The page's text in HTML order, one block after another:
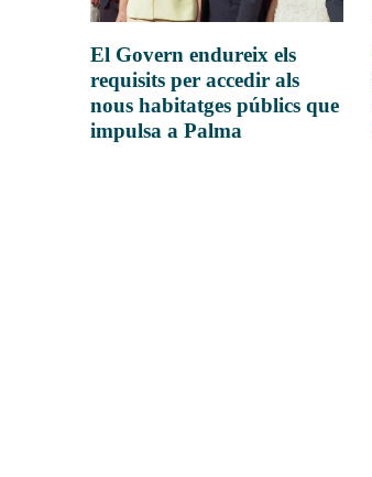
El Govern endureix els
requisits per accedir als
nous habitatges públics que
impulsa a Palma